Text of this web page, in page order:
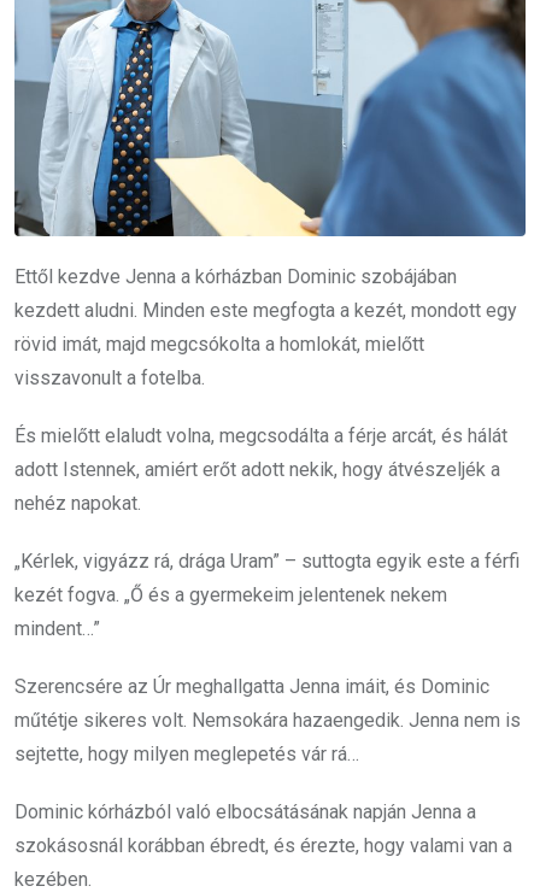
Ettől kezdve Jenna a kórházban Dominic szobájában
kezdett aludni. Minden este megfogta a kezét, mondott egy
rövid imát, majd megcsókolta a homlokát, mielőtt
visszavonult a fotelba.
És mielőtt elaludt volna, megcsodálta a férje arcát, és hálát
adott Istennek, amiért erőt adott nekik, hogy átvészeljék a
nehéz napokat.
„Kérlek, vigyázz rá, drága Uram” – suttogta egyik este a férfi
kezét fogva. „Ő és a gyermekeim jelentenek nekem
mindent…”
Szerencsére az Úr meghallgatta Jenna imáit, és Dominic
műtétje sikeres volt. Nemsokára hazaengedik. Jenna nem is
sejtette, hogy milyen meglepetés vár rá…
Dominic kórházból való elbocsátásának napján Jenna a
szokásosnál korábban ébredt, és érezte, hogy valami van a
kezében.